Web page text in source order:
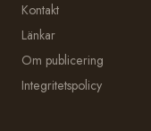
Kontakt
Länkar
Om publicering
Integritetspolicy